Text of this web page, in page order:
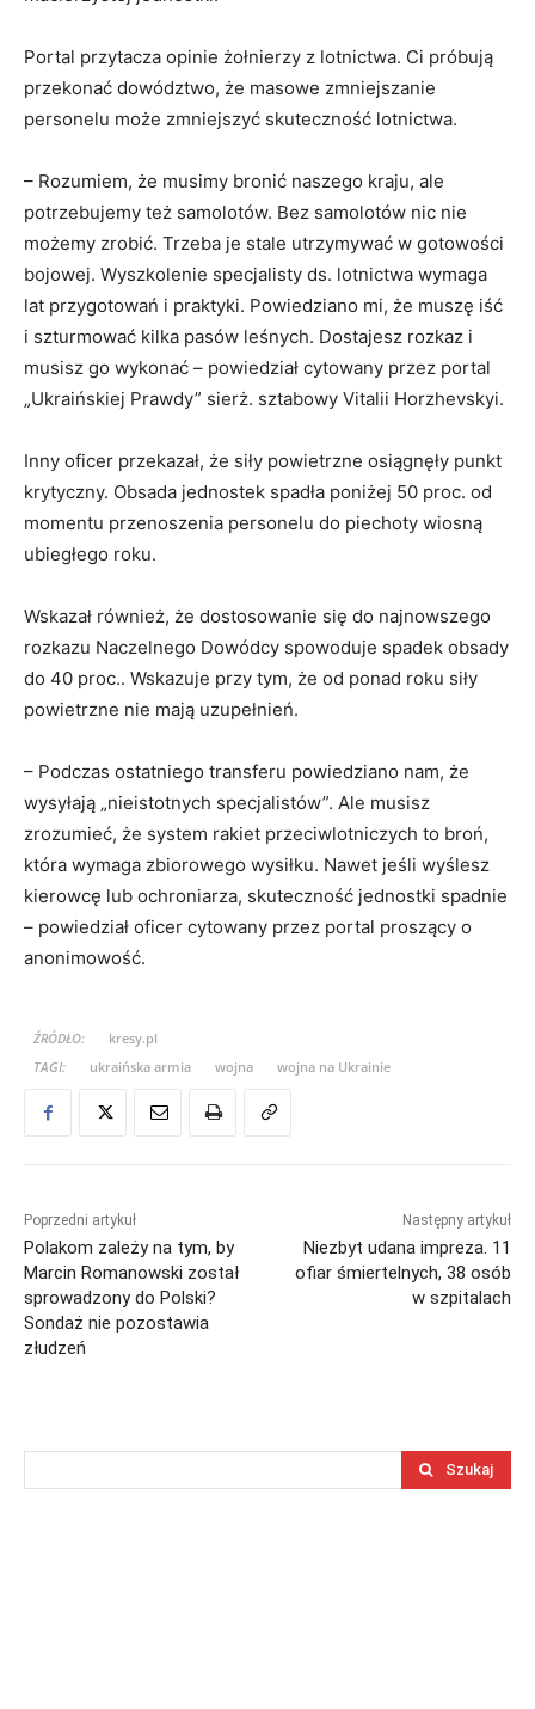
Portal przytacza opinie żołnierzy z lotnictwa. Ci próbują
przekonać dowództwo, że masowe zmniejszanie
personelu może zmniejszyć skuteczność lotnictwa.
– Rozumiem, że musimy bronić naszego kraju, ale
potrzebujemy też samolotów. Bez samolotów nic nie
możemy zrobić. Trzeba je stale utrzymywać w gotowości
bojowej. Wyszkolenie specjalisty ds. lotnictwa wymaga
lat przygotowań i praktyki. Powiedziano mi, że muszę iść
i szturmować kilka pasów leśnych. Dostajesz rozkaz i
musisz go wykonać – powiedział cytowany przez portal
„Ukraińskiej Prawdy” sierż. sztabowy Vitalii Horzhevskyi.
Inny oficer przekazał, że siły powietrzne osiągnęły punkt
krytyczny. Obsada jednostek spadła poniżej 50 proc. od
momentu przenoszenia personelu do piechoty wiosną
ubiegłego roku.
Wskazał również, że dostosowanie się do najnowszego
rozkazu Naczelnego Dowódcy spowoduje spadek obsady
do 40 proc.. Wskazuje przy tym, że od ponad roku siły
powietrzne nie mają uzupełnień.
– Podczas ostatniego transferu powiedziano nam, że
wysyłają „nieistotnych specjalistów”. Ale musisz
zrozumieć, że system rakiet przeciwlotniczych to broń,
która wymaga zbiorowego wysiłku. Nawet jeśli wyślesz
kierowcę lub ochroniarza, skuteczność jednostki spadnie
– powiedział oficer cytowany przez portal proszący o
anonimowość.
ŹRÓDŁO:
kresy.pl
TAGI:
ukraińska armia wojna wojna na Ukrainie
Poprzedni artykuł
Polakom zależy na tym, by
Marcin Romanowski został
sprowadzony do Polski?
Sondaż nie pozostawia
złudzeń
Następny artykuł
Niezbyt udana impreza. 11
ofiar śmiertelnych, 38 osób
w szpitalach
Szukaj